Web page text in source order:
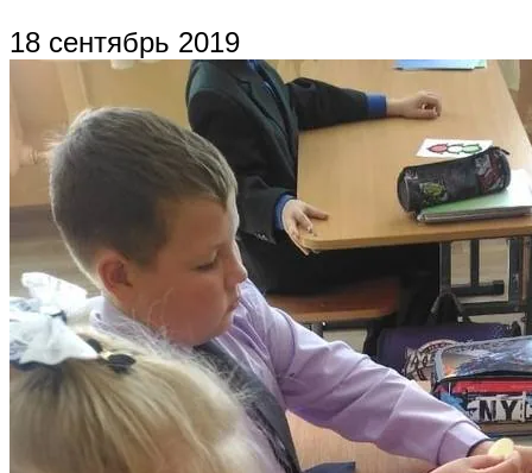
18 сентябрь 2019